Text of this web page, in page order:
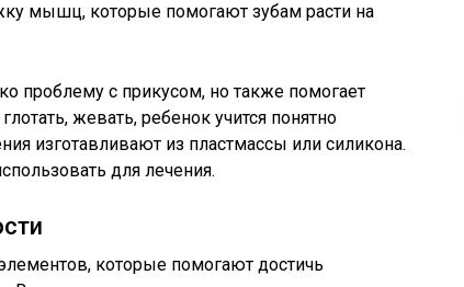
мышц, которые помогают зубам расти на
проблему с прикусом, но также помогает
жевать, ребенок учится понятно
изготавливают из пластмассы или силикона.
для лечения.
которые помогают достичь